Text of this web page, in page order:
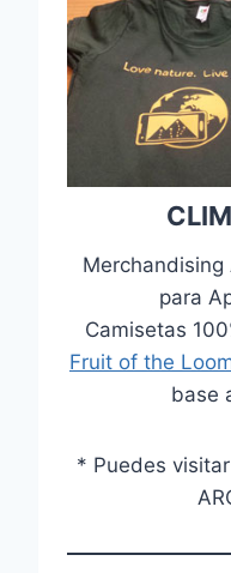
Merchandising
para
Camisetas
Fruit of the
base
* Puedes